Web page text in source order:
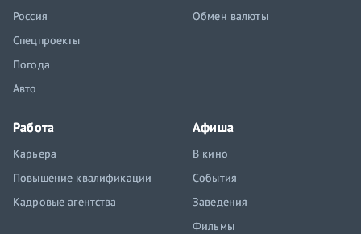
Россия
Спецпроекты
Погода
Авто
Обмен валюты
Работа
Карьера
Повышение квалификации
Кадровые агентства
Афиша
В кино
События
Заведения
Фильмы